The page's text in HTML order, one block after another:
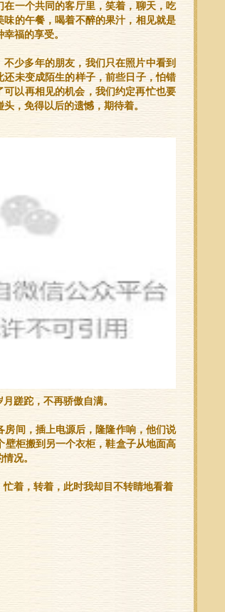
在一个共同的客厅里，笑着，聊天，吃
味的午餐，喝着不醉的果汁，相见就是
幸福的享受。
不少多年的朋友，我们只在照片中看到
还未变成陌生的样子，前些日子，怕错
可以再相见的机会，我们约定再忙也要
头，免得以后的遗憾，期待着。
蹉跎，不再骄傲自满。
间，插上电源后，隆隆作响，他们说
柜搬到另一个衣柜，鞋盒子从地面高
况。
着，转着，此时我却目不转睛地看着